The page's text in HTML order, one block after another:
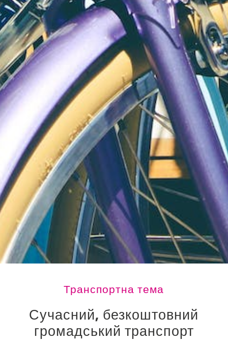
Транспортна тема
Сучасний, безкоштовний
громадський транспорт